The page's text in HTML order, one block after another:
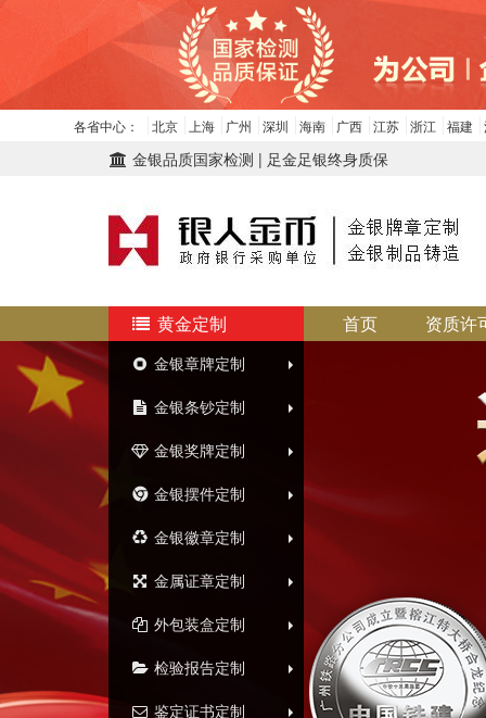
各省中心： 北京 上海 广州 深圳 海南 广西 江苏 浙江 福建
金银品质国家检测 | 足金足银终身质保
黄金定制
金银章牌定制
金银条钞定制
金银奖牌定制
金银摆件定制
金银徽章定制
金属证章定制
外包装盒定制
检验报告定制
鉴定证书定制
首页 资质许